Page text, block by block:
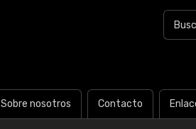
Sobre nosotros Contacto